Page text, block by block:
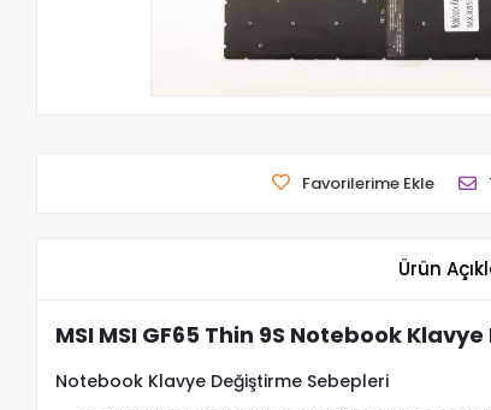
Favorilerime Ekle
Ürün
MSI MSI GF65 Thin 9S Notebook Klavye
Notebook Klavye Değiştirme Sebepleri